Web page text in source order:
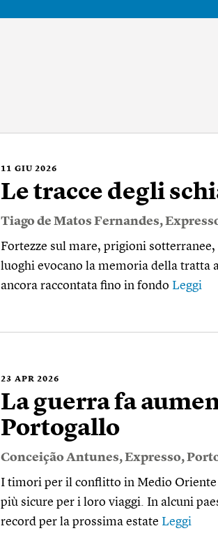
11 GIU 2026
Le tracce degli
Tiago de Matos Fernandes,
Fortezze sul mare, prigioni
luoghi evocano la memoria della tratta
ancora raccontata fino in fondo Leggi
23 APR 2026
La guerra fa
Portogallo
Conceição Antunes,Expresso,
I timori per il conflitto in Medio Oriente
più sicure per i loro viaggi. In alcuni
record per la prossima estate Leggi